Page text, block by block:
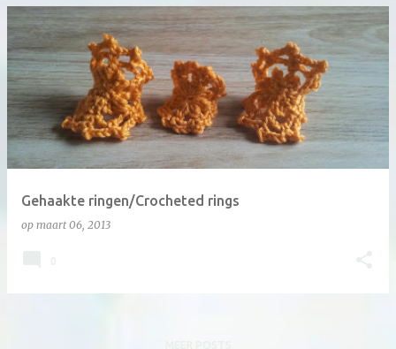
Gehaakte ringen/Crocheted rings
op maart 06, 2013